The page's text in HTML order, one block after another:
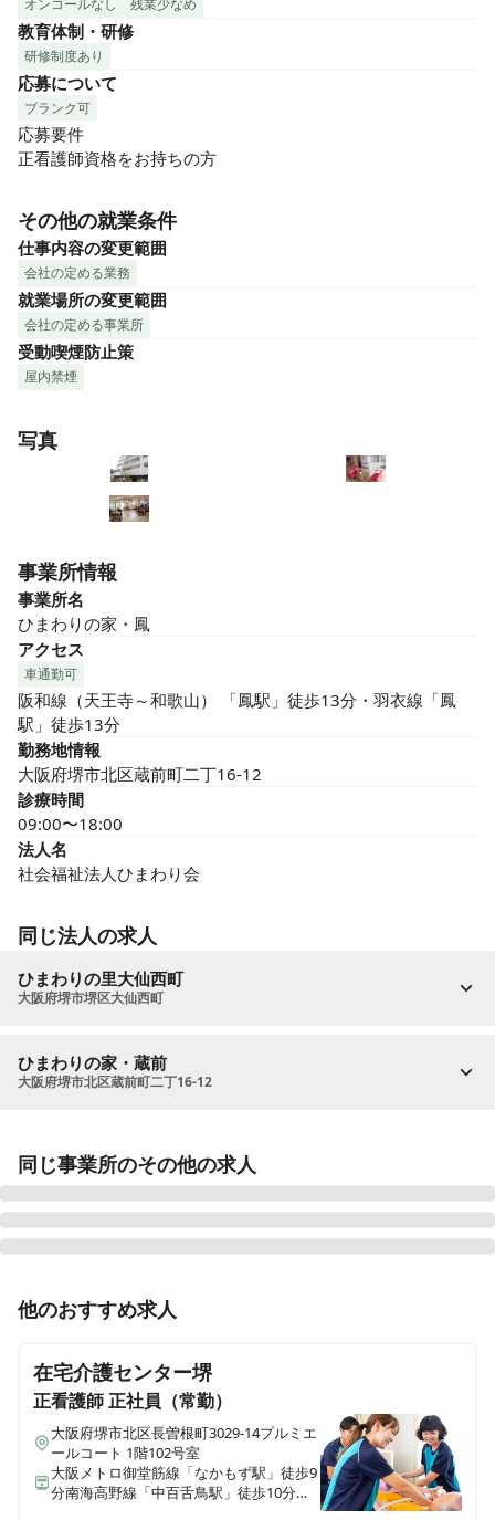
オンコールなし 残業少なめ
教育体制・研修
研修制度あり
応募について
ブランク可
応募要件
正看護師資格をお持ちの方
その他の就業条件
仕事内容の変更範囲
会社の定める業務
就業場所の変更範囲
会社の定める事業所
受動喫煙防止策
屋内禁煙
写真
事業所情報
事業所名
ひまわりの家・鳳
アクセス
車通勤可
阪和線（天王寺～和歌山） 「鳳駅」徒歩13分・羽衣線「鳳
駅」徒歩13分
勤務地情報
大阪府堺市北区蔵前町二丁16-12
診療時間
09:00〜18:00
法人名
社会福祉法人ひまわり会
同じ法人の求人
ひまわりの里大仙西町
大阪府堺市堺区大仙西町
ひまわりの家・蔵前
大阪府堺市北区蔵前町二丁16-12
同じ事業所のその他の求人
正看護師 正社員（常勤）
【堺市西区 / 鳳駅】残業ほぼなし◎手当充実◎ブラン
す🌻
准看護師 正社員（常勤）
【堺市西区 / 鳳駅】残業ほぼなし◎手当充実◎ブラン
ク・経験が少ない方も安心して働くことができる職場で
他のおすすめ求人
在宅介護センター堺
正看護師正社員（常勤）
大阪府堺市北区長曽根町3029-14プルミエ
ールコート 1階102号室
大阪メトロ御堂筋線「なかもず駅」徒歩9
分南海高野線「中百舌鳥駅」徒歩10分泉